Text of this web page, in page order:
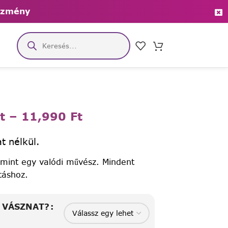
– 11,990 Ft
nélkül.
egy valódi művész. Mindent